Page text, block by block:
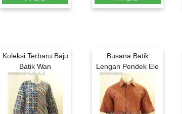
Koleksi Terbaru Baju
Batik Wan
Busana Batik
Lengan Pendek Ele